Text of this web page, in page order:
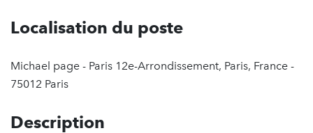
Localisation du poste
Michael page - Paris 12e-Arrondissement, Paris, France -
75012 Paris
Description